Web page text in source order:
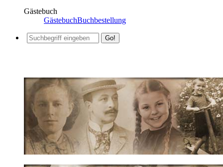
Gästebuch
GästebuchBuchbestellung